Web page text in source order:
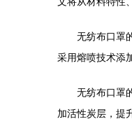
无纺布口罩
采用熔喷技术添
无纺布口罩
加活性炭层，提